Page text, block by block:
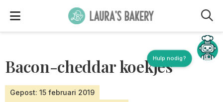
Bacon-cheddar koekjes
Gepost: 15 februari 2019
Hulp nodig?